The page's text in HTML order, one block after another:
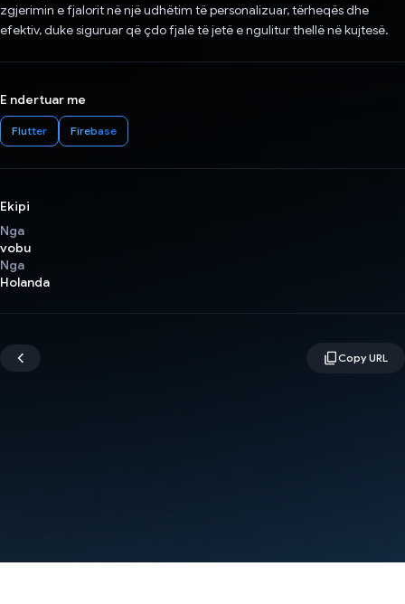
zgjerimin e fjalorit në një udhëtim të personalizuar, tërheqës dhe
efektiv, duke siguruar që çdo fjalë të jetë e ngulitur thellë në kujtesë.
E ndertuar me
Flutter Firebase
Ekipi
Nga
vobu
Nga
Holanda